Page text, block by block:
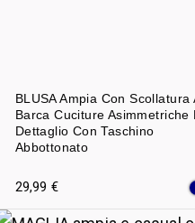
BLUSA Ampia Con Scollatura
Barca Cuciture Asimmetriche
Dettaglio Con Taschino
Abbottonato
29,99 €